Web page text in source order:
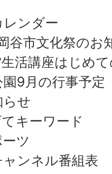
レンダー
谷市文化祭のお
活講座はじめ
9月の行事予定
らせ
キーワード
ツ
ンネル番組表